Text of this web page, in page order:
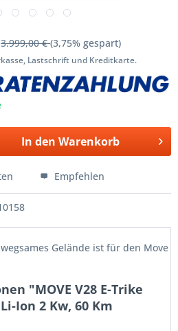
3.999,00 €(3,75% gespart)
Lastschrift und Kreditkarte.
In den Warenkorb
Empfehlen
Gelände ist für den Move
"MOVE V28 E-Trike
Ion 2 Kw, 60 Km